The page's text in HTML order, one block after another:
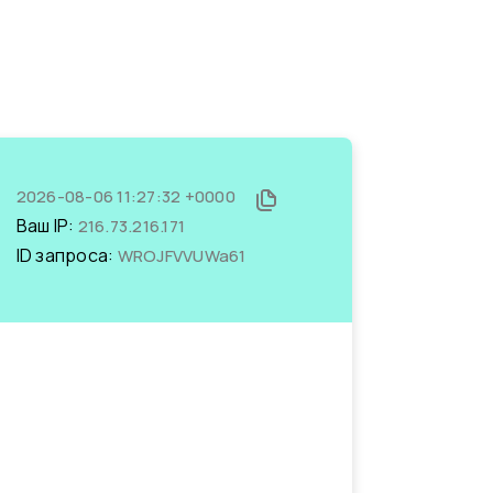
2026-08-06 11:27:32 +0000
Ваш IP: 216.73.216.171
ID запроса: WROJFVVUWa61